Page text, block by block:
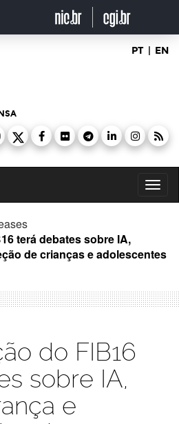
PT | EN
terá debates sobre IA,
de crianças e adolescentes
do FIB16
sobre IA,
e